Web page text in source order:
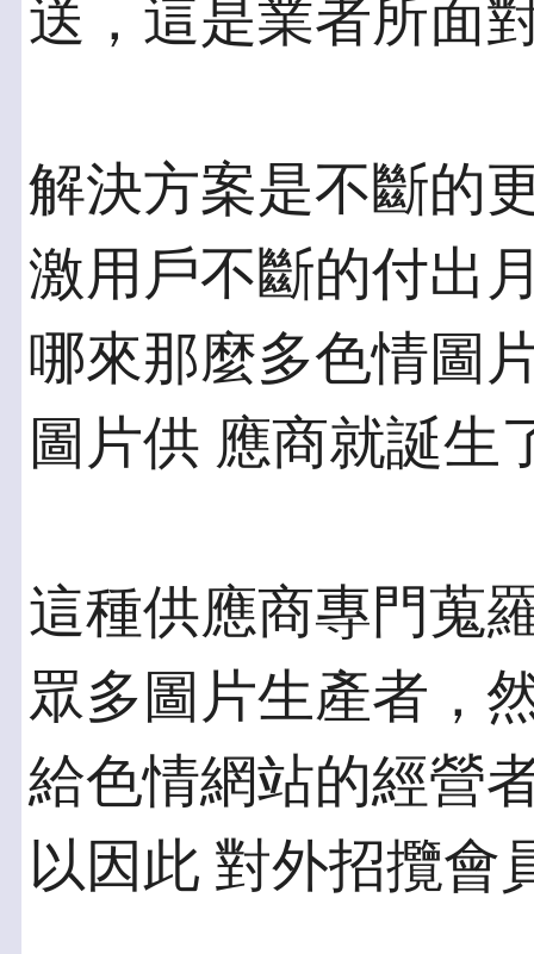
送，這是業者所面
解決方案是不斷的
激用戶不斷的付出
哪來那麼多色情圖
圖片供 應商就誕生
這種供應商專門蒐
眾多圖片生產者，
給色情網站的經營
以因此 對外招攬會